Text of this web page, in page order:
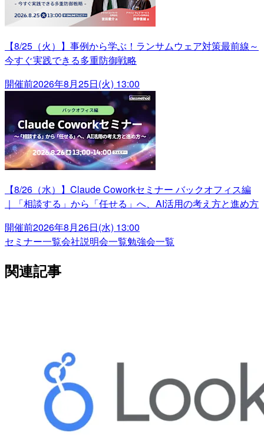
【8/25（火）】事例から学ぶ！ランサムウェア対策最前線～
今すぐ実践できる多重防御戦略
開催前2026年8月25日(火) 13:00
【8/26（水）】Claude Coworkセミナー バックオフィス編
｜「相談する」から「任せる」へ、AI活用の考え方と進め方
開催前2026年8月26日(水) 13:00
セミナー一覧会社説明会一覧勉強会一覧
関連記事